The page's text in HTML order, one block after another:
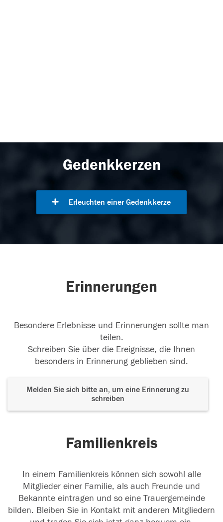
Gedenkkerzen
Erleuchten einer Gedenkkerze
Erinnerungen
Besondere Erlebnisse und Erinnerungen sollte man
teilen.
Schreiben Sie über die Ereignisse, die Ihnen
besonders in Erinnerung geblieben sind.
Melden Sie sich bitte an, um eine Erinnerung zu
schreiben
Familienkreis
In einem Familienkreis können sich sowohl alle
Mitglieder einer Familie, als auch Freunde und
Bekannte eintragen und so eine Trauergemeinde
bilden. Bleiben Sie in Kontakt mit anderen Mitgliedern